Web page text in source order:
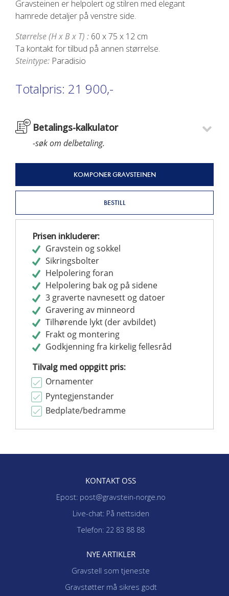
Gravsteinen er helpolert og stilren med elegant
hamrede detaljer på venstre side.
Størrelse (H x B x T) : 60 x 75 x 12 cm
Ta kontakt for tilbud på annen størrelse.
Steintype: Paradisio
Totalpris: 21 900,-
Betalings-kalkulator
-søk om delbetaling.
KOMPONER GRAVSTEINEN
BESTILL
Prisen inkluderer:
Gravstein og sokkel
Sikringsbolter
Helpolering foran
Helpolering bak og på sidene
3 graverte navnesett og datoer
Gravering av minneord
Tilhørende lykt (der avbildet)
Frakt og montering
Godkjenning fra kirkelig fellesråd
Tilvalg med oppgitt pris:
Ornamenter
Pyntegjenstander
Bedplate/bedramme
KONTAKT OSS
Epost: post@gravstein-norge.no
Live-chat: På nettsiden
Telefon: 22 83 88 88
NYE ARTIKLER
Gravstell som tjeneste
Gravstøtter må sikres godt